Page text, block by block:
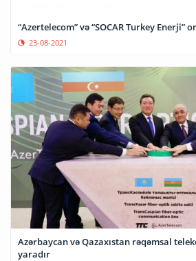
“Azertelecom” və “SOCAR Turkey Enerji”
23-08-2021
Azərbaycan və Qazaxıstan rəqəmsal
yaradır